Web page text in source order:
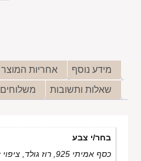
מידע נוסף אחריות המוצר
שאלות ותשובות
משלוחים
בחר/י צבע
כסף אמיתי 925, רוז גולד, ציפוי זהב 14 קראט